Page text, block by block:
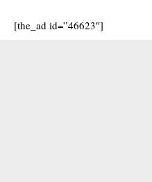
[the_ad id=”46623″]